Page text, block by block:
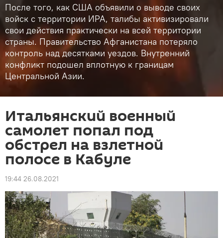
После того, как США объявили о выводе своих
войск с территории ИРА, талибы активизировали
свои действия практически на всей территории
страны. Правительство Афганистана потеряло
контроль над десятками уездов. Внутренний
конфликт подошел вплотную к границам
Центральной Азии.
Итальянский военный
самолет попал под
обстрел на взлетной
полосе в Кабуле
19:44 26.08.2021